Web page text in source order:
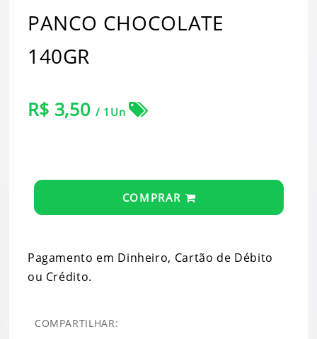
PANCO CHOCOLATE
140GR
R$ 3,50/ 1Un
COMPRAR
Pagamento em Dinheiro, Cartão de Débito
ou Crédito.
COMPARTILHAR: